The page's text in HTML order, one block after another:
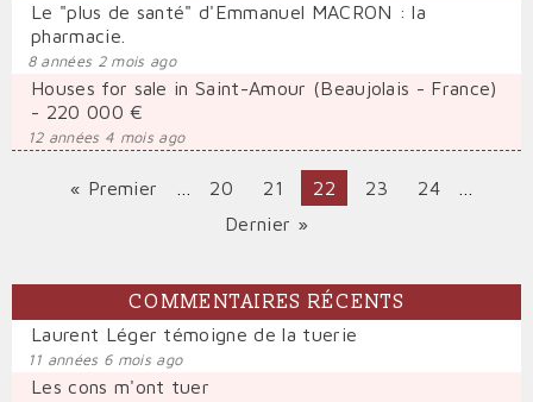
Le "plus de santé" d'Emmanuel MACRON : la
pharmacie.
8 années 2 mois ago
Houses for sale in Saint-Amour (Beaujolais - France)
- 220 000 €
12 années 4 mois ago
Première
« Premier Page
20 Page
21
Page
courante
22 Page
23 Page
24
Dernière
Dernier »
COMMENTAIRES RÉCENTS
Laurent Léger témoigne de la tuerie
11 années 6 mois ago
Les cons m'ont tuer